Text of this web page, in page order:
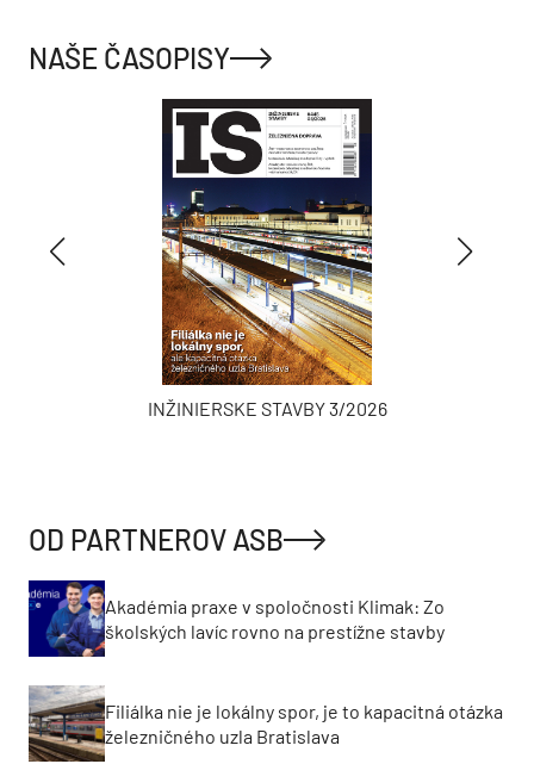
NAŠE ČASOPISY
INŽINIERSKE STAVBY 3/2026
OD PARTNEROV ASB
Akadémia praxe v spoločnosti Klimak: Zo
školských lavíc rovno na prestížne stavby
Filiálka nie je lokálny spor, je to kapacitná otázka
železničného uzla Bratislava